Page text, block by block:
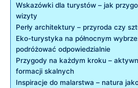
Wskazówki dla turystów – jak
wizyty
Perły architektury – przyroda czy
Eko-turystyka na północnym
podróżować odpowiedzialnie
Przygody na każdym kroku –
formacji skalnych
Inspiracje do malarstwa – natura